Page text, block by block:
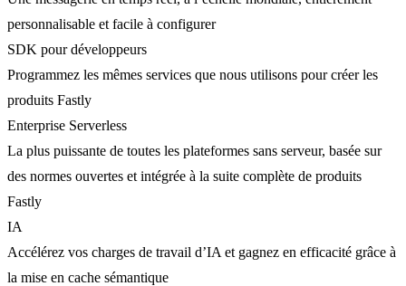
personnalisable et facile à configurer
SDK pour développeurs
Programmez les mêmes services que nous utilisons pour créer les
produits Fastly
Enterprise Serverless
La plus puissante de toutes les plateformes sans serveur, basée sur
des normes ouvertes et intégrée à la suite complète de produits
Fastly
IA
Accélérez vos charges de travail d’IA et gagnez en efficacité grâce à
la mise en cache sémantique